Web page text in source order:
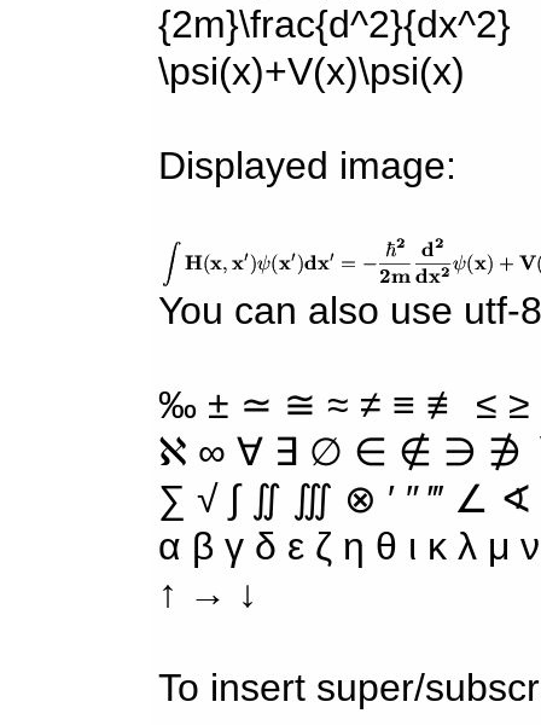
{2m}\frac{d^2}{dx^2}
\psi(x)+V(x)\psi(x)
Displayed image:
You can also use utf-
‰ ± ≃ ≅ ≈ ≠ ≡ ≢ ≤
ℵ ∞ ∀ ∃ ∅ ∈ ∉ ∋ ∌
∑ √ ∫ ∬ ∭ ⊗ ′ ″ ‴ ∠
α β γ δ ε ζ η θ ι κ λ
↑ → ↓
To insert super/